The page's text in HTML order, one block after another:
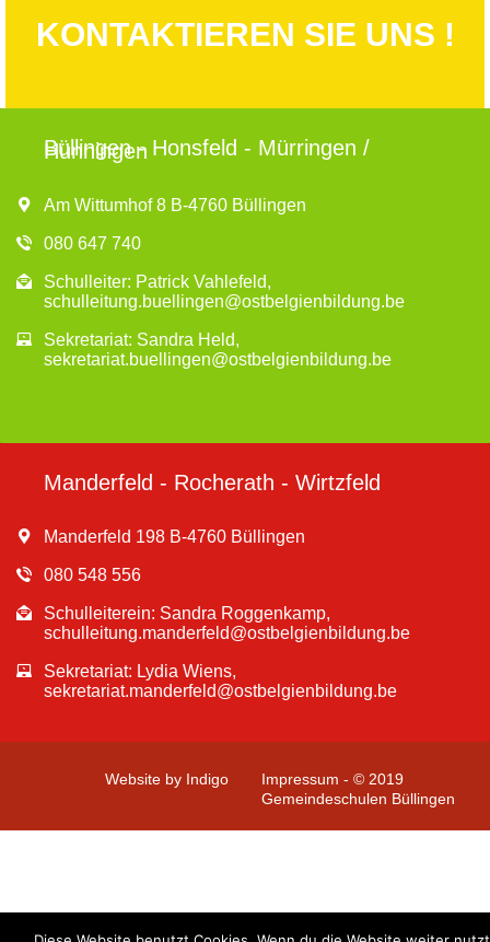
KONTAKTIEREN SIE UNS !
Büllingen - Honsfeld - Mürringen /
Hünningen
Am Wittumhof 8 B-4760 Büllingen
080 647 740
Schulleiter: Patrick Vahlefeld,
schulleitung.buellingen@ostbelgienbildung.be
Sekretariat: Sandra Held,
sekretariat.buellingen@ostbelgienbildung.be
Manderfeld - Rocherath - Wirtzfeld
Manderfeld 198 B-4760 Büllingen
080 548 556
Schulleiterein: Sandra Roggenkamp,
schulleitung.manderfeld@ostbelgienbildung.be
Sekretariat: Lydia Wiens,
sekretariat.manderfeld@ostbelgienbildung.be
Website by Indigo
Impressum - © 2019
Gemeindeschulen Büllingen